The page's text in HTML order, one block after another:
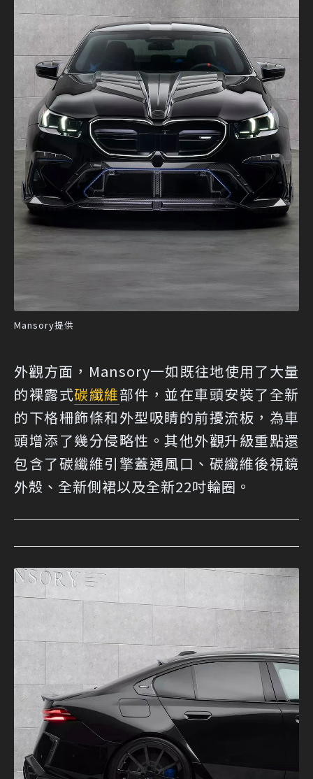
Mansory提供
外觀方面，Mansory一如既往地使用了大量
的裸露式碳纖維部件，並在車頭安裝了全新
的下格柵飾條和外型吸睛的前擾流板，為車
頭增添了幾分侵略性。其他外觀升級重點還
包含了碳纖維引擎蓋通風口、碳纖維後視鏡
外殼、全新側裙以及全新22吋輪圈。